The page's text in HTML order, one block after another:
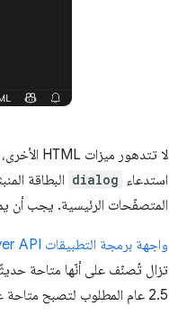
لا تتدهور ميزات HTML الأخرى، مثل العنصر
استدعاء dialog
المتصفّحات الرئيسية. يجب أن
واجهة برمجة التطبيقات Popover API
تزال تُصنّف على أنّها متاحة
2.5 عام المطلوب لتصبح متاحة على نطاق واسع. لذا، ننصحك بتوخّي المزيد من الحذر قبل طرح هذه الميزة لجميع المستخدمين.